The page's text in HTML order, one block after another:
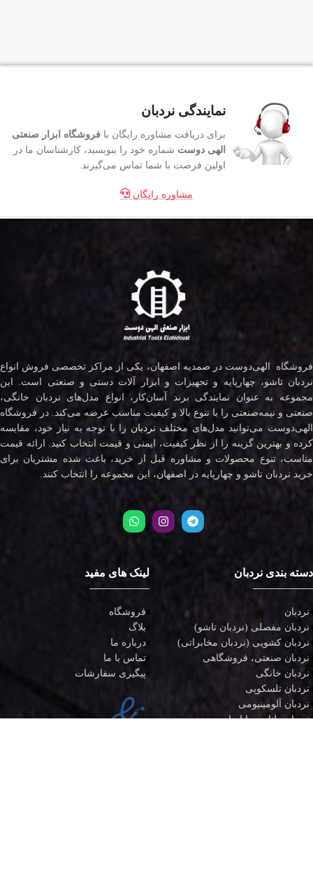
نمایندگی نردبان
برای دریافت مشاوره رایگان با فروشگاه ابزار صنعتی
الهی دوست شماره خود را بنویسید، کارشناسان ما در
اولین فرصت با شما تماس می‌گیرند.
مشاوره رایگان
فروشگاه الهی‌دوست در صمدیه اصفهان، یکی از مراکز تخصصی فروش انواع
نردبان تاشو، چهارپایه و تجهیزات و ابزار آلات دستی و صنعتی است. این
مجموعه به عنوان نمایندگی برند آسان‌کار، انواع مدل‌های نردبان خانگی،
صنعتی و نیمه‌صنعتی را با تنوع بالا و کیفیت مناسب عرضه می‌کند. در فروشگاه
الهی‌دوست می‌توانید مدل‌های مختلف نردبان را با توجه به نیاز خود، مقایسه
کرده و بهترین گزینه را از نظر کیفیت، ایمنی و قیمت انتخاب کنید. ارائه قیمت
مناسب، تنوع محصولات و مشاوره قبل از خرید، باعث شده مشتریان برای
خرید نردبان تاشو و چهارپایه در اصفهان، این مجموعه را انتخاب کنند.
دسته بندی نردبان
نردبان
نردبان مفصلی (نردبان تاشو)
نردبان کشویی (نردبان مخابراتی)
نردبان صنعتی، فروشگاهی
نردبان خانگی
نردبان تلسکوپی
نردبان آلومینیومی
نردبان طنابی، پا ابزار
لینک های مفید
فروشگاه
بلاگ
درباره ما
تماس با ما
پیگیری سفارشات